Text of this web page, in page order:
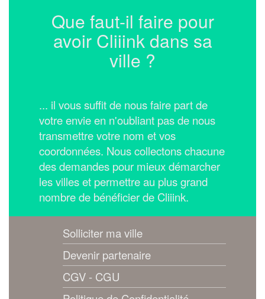
Que faut-il faire pour
avoir Cliiink dans sa
ville ?
... il vous suffit de nous faire part de
votre envie en n'oubliant pas de nous
transmettre votre nom et vos
coordonnées. Nous collectons chacune
des demandes pour mieux démarcher
les villes et permettre au plus grand
nombre de bénéficier de Cliiink.
Solliciter ma ville
Devenir partenaire
CGV - CGU